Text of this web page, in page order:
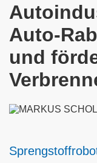
Auto-
und